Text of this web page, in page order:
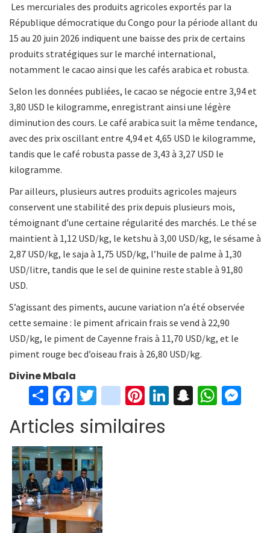
Les mercuriales des produits agricoles exportés par la
République démocratique du Congo pour la période allant du
15 au 20 juin 2026 indiquent une baisse des prix de certains
produits stratégiques sur le marché international,
notamment le cacao ainsi que les cafés arabica et robusta.
Selon les données publiées, le cacao se négocie entre 3,94 et
3,80 USD le kilogramme, enregistrant ainsi une légère
diminution des cours. Le café arabica suit la même tendance,
avec des prix oscillant entre 4,94 et 4,65 USD le kilogramme,
tandis que le café robusta passe de 3,43 à 3,27 USD le
kilogramme.
Par ailleurs, plusieurs autres produits agricoles majeurs
conservent une stabilité des prix depuis plusieurs mois,
témoignant d’une certaine régularité des marchés. Le thé se
maintient à 1,12 USD/kg, le ketshu à 3,00 USD/kg, le sésame à
2,87 USD/kg, le saja à 1,75 USD/kg, l’huile de palme à 1,30
USD/litre, tandis que le sel de quinine reste stable à 91,80
USD.
S’agissant des piments, aucune variation n’a été observée
cette semaine : le piment africain frais se vend à 22,90
USD/kg, le piment de Cayenne frais à 11,70 USD/kg, et le
piment rouge bec d’oiseau frais à 26,80 USD/kg.
Divine Mbala
S
h
ar
e
Fa
ce
b
o
o
k
T
wi
tt
er
in
st
ag
Pi
er
Li S W
Articles similaires